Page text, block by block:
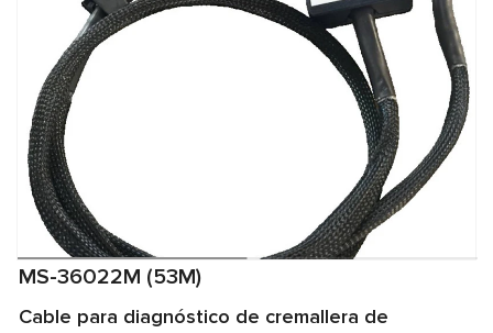
MS-36022M (53M)
Cable para diagnóstico de cremallera de